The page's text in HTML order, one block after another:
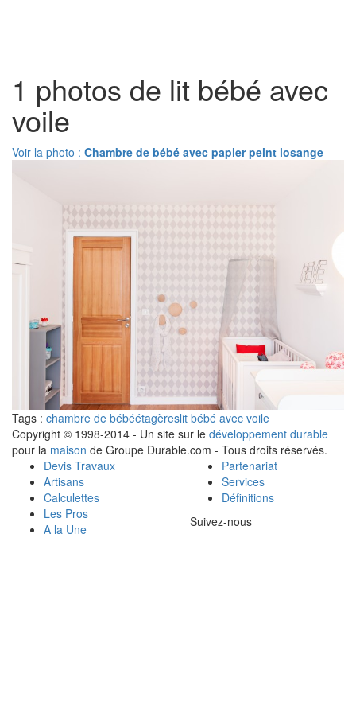
1 photos de lit bébé avec
voile
Voir la photo : Chambre de bébé avec papier peint losange
Tags : chambre de bébéétagèreslit bébé avec voile
Copyright © 1998-2014 - Un site sur le développement durable
pour la maison de Groupe Durable.com - Tous droits réservés.
Devis Travaux
Artisans
Calculettes
Les Pros
A la Une
Partenariat
Services
Définitions
Suivez-nous